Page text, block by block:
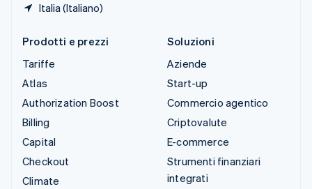
Italia (Italiano)
Prodotti e prezzi
Tariffe
Atlas
Authorization Boost
Billing
Capital
Checkout
Climate
Soluzioni
Aziende
Start-up
Commercio agentico
Criptovalute
E-commerce
Strumenti finanziari
integrati